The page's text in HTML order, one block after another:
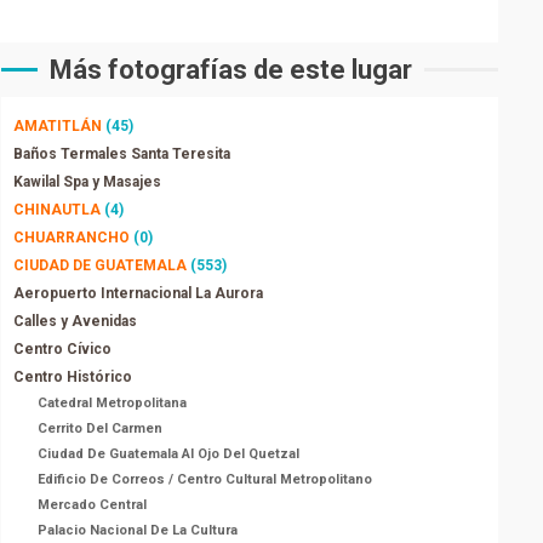
Más fotografías de este lugar
AMATITLÁN (45)
Baños Termales Santa Teresita
Kawilal Spa y Masajes
CHINAUTLA (4)
CHUARRANCHO (0)
CIUDAD DE GUATEMALA (553)
Aeropuerto Internacional La Aurora
Calles y Avenidas
Centro Cívico
Centro Histórico
Catedral Metropolitana
Cerrito Del Carmen
Ciudad De Guatemala Al Ojo Del Quetzal
Edificio De Correos / Centro Cultural Metropolitano
Mercado Central
Palacio Nacional De La Cultura